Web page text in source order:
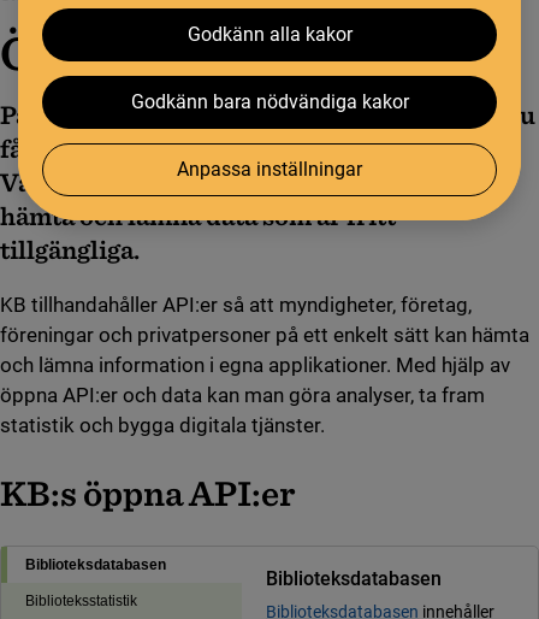
Godkänn alla kakor
Godkänn bara nödvändiga kakor
Anpassa inställningar
Öppna API:er
På den här sidan finns information om hur du
får tillgång till Kungliga bibliotekets API:er.
Våra öppna API:er kan användas för att
hämta och lämna data som är fritt
tillgängliga.
KB tillhandahåller API:er så att myndigheter, företag,
föreningar och privatpersoner på ett enkelt sätt kan hämta
och lämna information i egna applikationer. Med hjälp av
öppna API:er och data kan man göra analyser, ta fram
statistik och bygga digitala tjänster.
KB:s öppna API:er
Biblioteksdatabasen
Biblioteksstatistik
Biblioteksdatabasen
Biblioteksdatabasen innehåller